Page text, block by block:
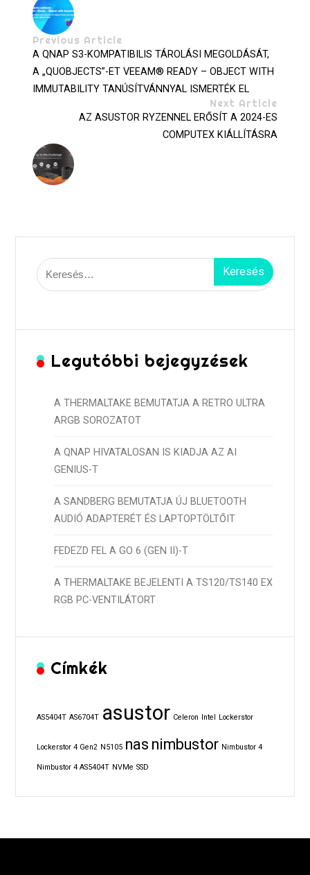
Previous Article
A QNAP S3-KOMPATIBILIS TÁROLÁSI MEGOLDÁSÁT,
A „QUOBJECTS”-ET VEEAM® READY – OBJECT WITH
IMMUTABILITY TANÚSÍTVÁNNYAL ISMERTÉK EL
Next Article
AZ ASUSTOR RYZENNEL ERŐSÍT A 2024-ES
COMPUTEX KIÁLLÍTÁSRA
Keresés:
Legutóbbi bejegyzések
A THERMALTAKE BEMUTATJA A RETRO ULTRA
ARGB SOROZATOT
A QNAP HIVATALOSAN IS KIADJA AZ AI
GENIUS-T
A SANDBERG BEMUTATJA ÚJ BLUETOOTH
AUDIÓ ADAPTERÉT ÉS LAPTOPTÖLTŐIT
FEDEZD FEL A GO 6 (GEN II)-T
A THERMALTAKE BEJELENTI A TS120/TS140 EX
RGB PC-VENTILÁTORT
Címkék
AS5404T AS6704T asustor Celeron Intel Lockerstor
Lockerstor 4 Gen2 N5105 nas nimbustor Nimbustor 4
Nimbustor 4 AS5404T NVMe SSD